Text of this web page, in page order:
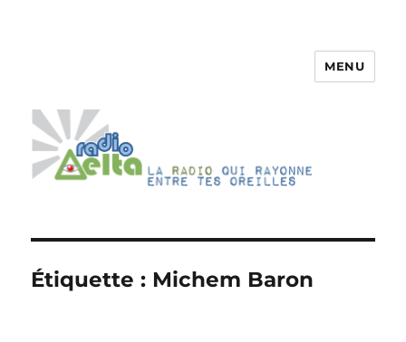
MENU
Étiquette : Michem Baron